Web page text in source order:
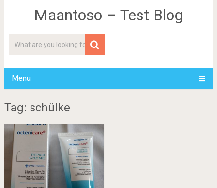
Maantoso – Test Blog
Menu
Tag: schülke